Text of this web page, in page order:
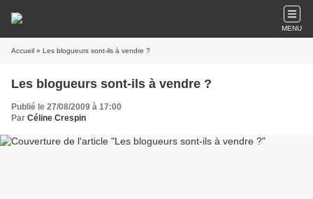
MENU
Accueil » Les blogueurs sont-ils à vendre ?
Les blogueurs sont-ils à vendre ?
Publié le 27/08/2009 à 17:00
Par Céline Crespin